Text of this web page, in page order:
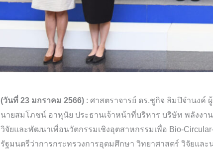
(วันที่ 23 มกราคม 2566): ศาสตราจารย์ ดร.ชูกิจ ลิมปิจำนงค์
นายสมโภชน์ อาหุนัย ประธานเจ้าหน้าที่บริหาร บริษัท พลังง
วิจัยและพัฒนาเพื่อนวัตกรรมเชิงอุตสาหกรรมเพื่อ Bio-
รัฐมนตรีว่าการกระทรวงการอุดมศึกษา วิทยาศาสตร์ วิจัยแล